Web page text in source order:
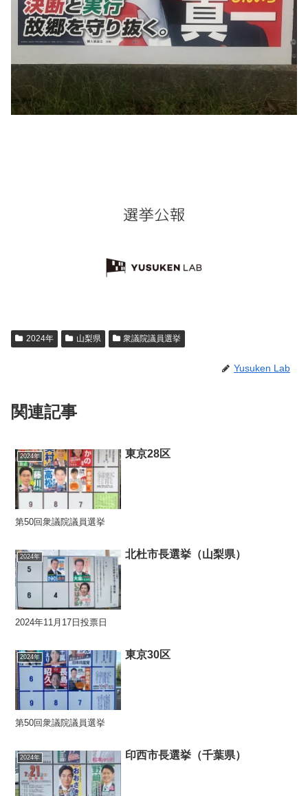
2024年 山梨県 衆議院議員選挙
Yusuken Lab
関連記事
2024年 東京28区
第50回衆議院議員選挙
2024年 北杜市長選挙（山梨県）
2024年11月17日投票日
2024年 東京30区
第50回衆議院議員選挙
2024年 印西市長選挙（千葉県）